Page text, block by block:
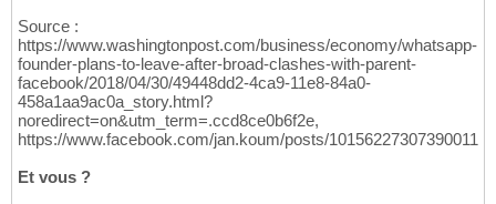
Source :
https://www.washingtonpost.com/business/economy/whatsapp-
founder-plans-to-leave-after-broad-clashes-with-parent-
facebook/2018/04/30/49448dd2-4ca9-11e8-84a0-
458a1aa9ac0a_story.html?
noredirect=on&utm_term=.ccd8ce0b6f2e,
https://www.facebook.com/jan.koum/posts/10156227307390011
Et vous ?